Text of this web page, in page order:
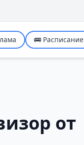
🚌 Расписание
от